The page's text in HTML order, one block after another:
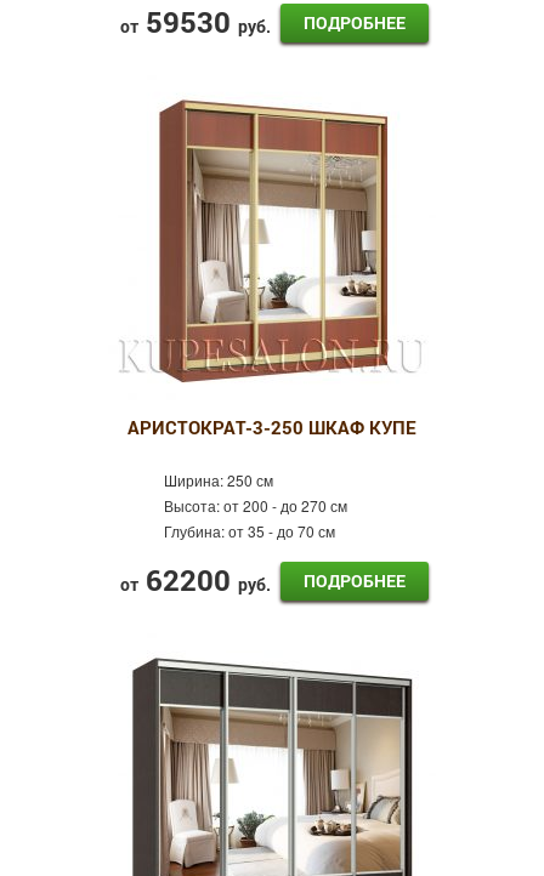
от 59530 руб. ПОДРОБНЕЕ
АРИСТОКРАТ-3-250 ШКАФ КУПЕ
Ширина:250 см
Высота:от 200 - до 270 см
Глубина:от 35 - до 70 см
от 62200 руб. ПОДРОБНЕЕ